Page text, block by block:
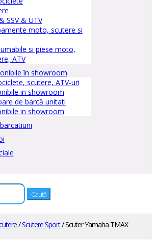
SSV & UTV
moto, scutere si
si piese moto,
ATV
în showroom
scutere, ATV-uri
in showroom
de barcă unitati
in showroom
/Scutere Sport/ Scuter Yamaha TMAX